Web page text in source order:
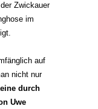
Zwickauer
im
auf
nicht nur
durch
Uwe